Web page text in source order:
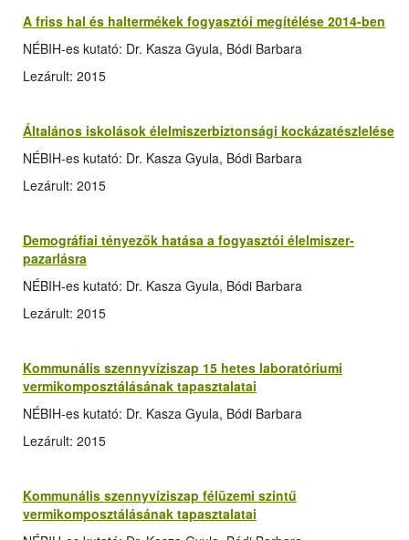
A friss hal és haltermékek fogyasztói megítélése 2014-ben
NÉBIH-es kutató: Dr. Kasza Gyula, Bódi Barbara
Lezárult: 2015
Általános iskolások élelmiszerbiztonsági kockázatészlelése
NÉBIH-es kutató: Dr. Kasza Gyula, Bódi Barbara
Lezárult: 2015
Demográfiai tényezők hatása a fogyasztói élelmiszer-
pazarlásra
NÉBIH-es kutató: Dr. Kasza Gyula, Bódi Barbara
Lezárult: 2015
Kommunális szennyvíziszap 15 hetes laboratóriumi
vermikomposztálásának tapasztalatai
NÉBIH-es kutató: Dr. Kasza Gyula, Bódi Barbara
Lezárult: 2015
Kommunális szennyvíziszap félüzemi szintű
vermikomposztálásának tapasztalatai